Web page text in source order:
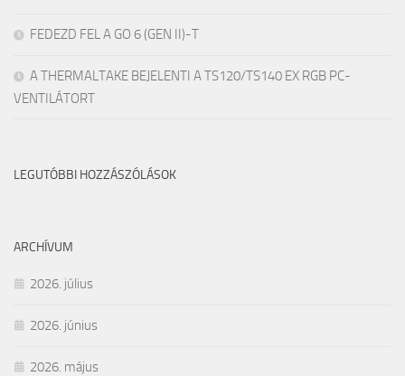
FEDEZD FEL A GO 6 (GEN II)-T
A THERMALTAKE BEJELENTI A TS120/TS140 EX RGB PC-
VENTILÁTORT
LEGUTÓBBI HOZZÁSZÓLÁSOK
ARCHÍVUM
2026. július
2026. június
2026. május